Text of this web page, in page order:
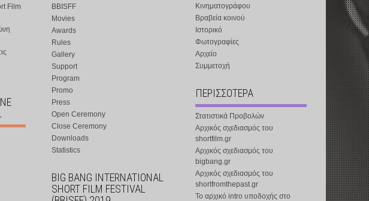
Film
BBISFF
Movies
Awards
Rules
Gallery
Support
Program
Promo
Press
Open Ceremony
Close Ceremony
Downloads
Statistics
BIG BANG INTERNATIONAL
SHORT FILM FESTIVAL
Κινηματογράφου
Βραβεία κοινού
Ιστορικό
Φωτογραφίες
Αρχείο
Συμμετοχή
ΠΕΡΙΣΣΟΤΕΡΑ
Στατιστικά Προβολών
Αρχικός σχεδιασμός του
shortfilm.gr
Αρχικός σχεδιασμός του
bigbang.gr
Αρχικός σχεδιασμός του
shortfromthepast.gr
Το αρχικό intro υποδοχής στο